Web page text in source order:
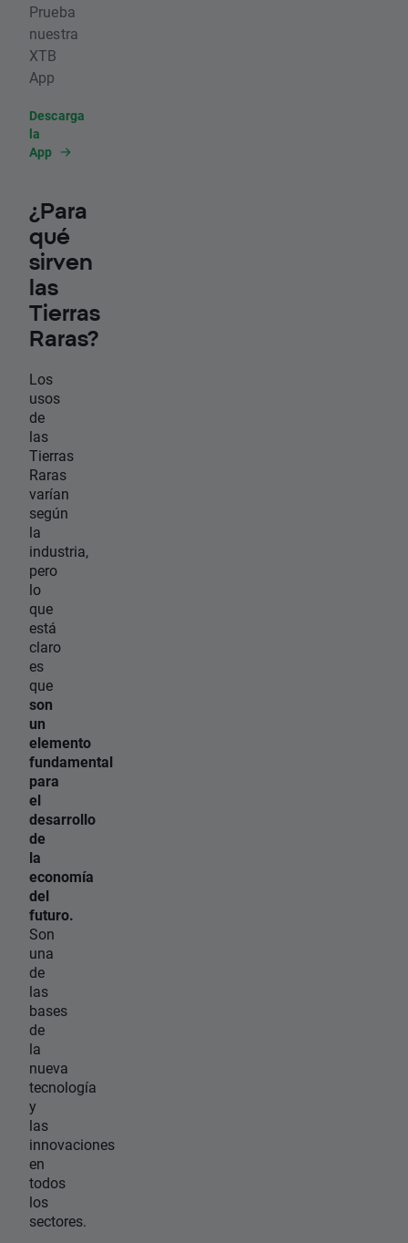
Prueba
nuestra
XTB
App
Descarga
la
App
¿Para
qué
sirven
las
Tierras
Raras?
Los
usos
de
las
Tierras
Raras
varían
según
la
industria,
pero
lo
que
está
claro
es
que
son
un
elemento
fundamental
para
el
desarrollo
de
la
economía
del
futuro.
Son
una
de
las
bases
de
la
nueva
tecnología
y
las
innovaciones
en
todos
los
sectores.